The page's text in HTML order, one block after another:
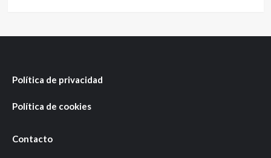
Política de privacidad
Política de cookies
Contacto